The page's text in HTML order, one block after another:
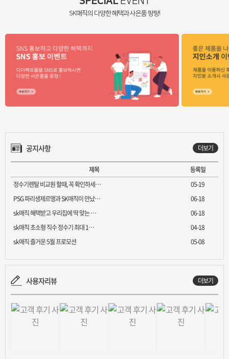
SK매직의 다양한 혜택과 사은품 팡팡!
공지사항 더보기
제목
등록일
정수기렌탈 비교원 할때, 꼭 확인하세…
05-19
PSG 파리생제르맹과 SK매직이 만났…
06-18
sk매직 혜택받고 우리집에 딱 맞는 …
06-18
sk매직 초소형 직수 정수기 최대 1…
04-18
sk매직 즐거운 5월 프로모션
05-08
사용자리뷰 더보기